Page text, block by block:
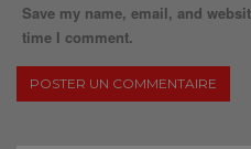
Save my name, email, and
time I comment.